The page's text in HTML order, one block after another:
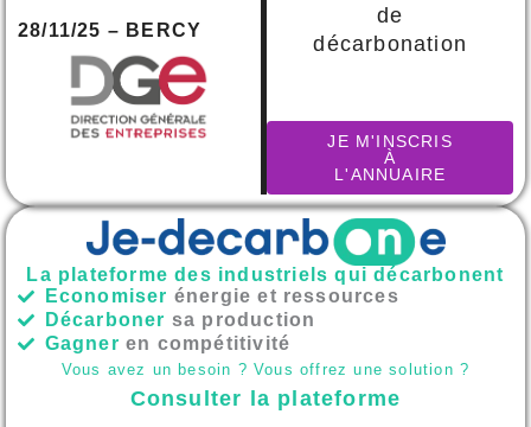
28/11/25 – BERCY
de
décarbonation
JE M'INSCRIS
À
L'ANNUAIRE
La plateforme des industriels qui décarbonent
Economiser énergie et ressources
Décarboner sa production
Gagner en compétitivité
Vous avez un besoin ? Vous offrez une solution ?
Consulter la plateforme